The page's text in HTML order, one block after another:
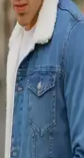
modelini
tasarımı ile AVVA'nın
farkları keşfedin.
Tüyü Erkek Mont
Mont
Luc Kaz Tüyü ve U.S.
tasarım ve kullanıcı
yapılmaktadır.
Erkek Mont ve
Lumberjack Henry Coat
ve performans